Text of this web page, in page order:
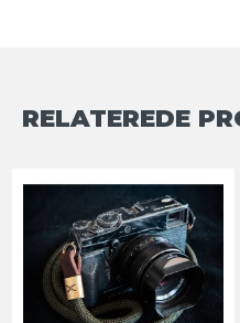
RELATEREDE